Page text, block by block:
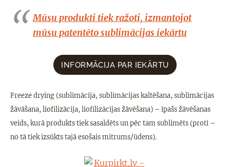
Mūsu produkti tiek ražoti, izmantojot
mūsu patentēto sublimācijas iekārtu
INFORMĀCIJA PAR IEKĀRTU
Freeze drying (sublimācija, sublimācijas kaltēšana, sublimācijas
žāvāšana, liofilizācija, liofilizācijas žāvēšana) – īpašs žāvēšanas
veids, kurā produkts tiek sasaldēts un pēc tam sublimēts (proti –
no tā tiek izsūkts tajā esošais mitrums/ūdens).